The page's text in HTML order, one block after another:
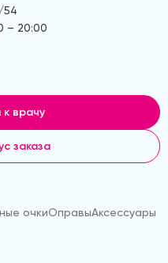
54
– 20:00
к врачу
заказа
очкиОправыАксессуары